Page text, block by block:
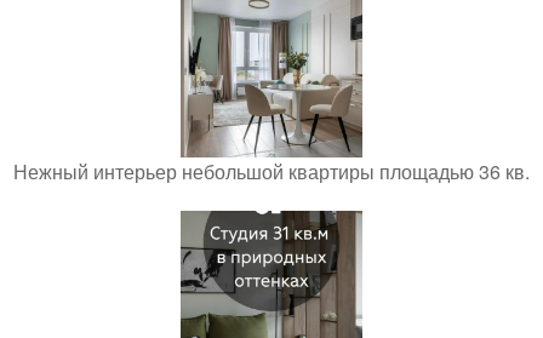
Нежный интерьер небольшой квартиры площадью 36 кв.